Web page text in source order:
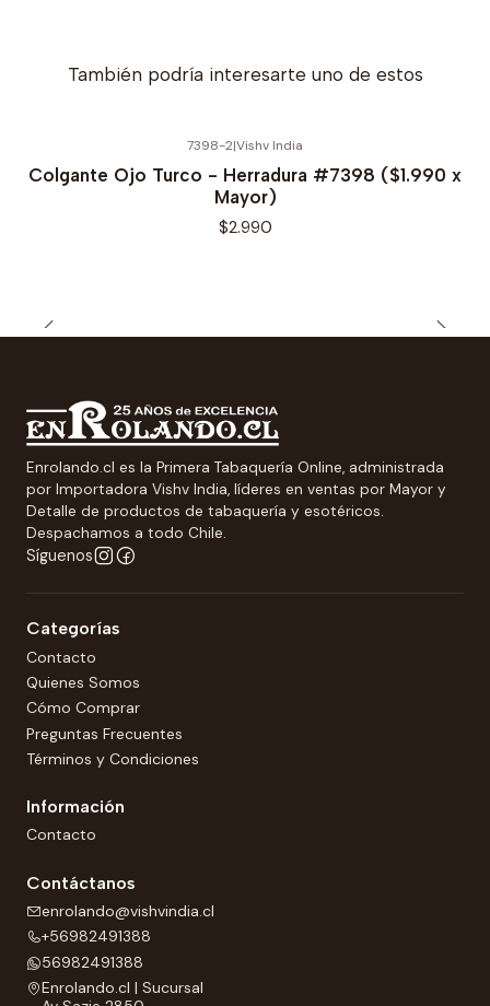
También podría interesarte uno de estos
7398-2|Vishv India
Colgante Ojo Turco - Herradura #7398 ($1.990 x
Mayor)
$2.990
Enrolando.cl es la Primera Tabaquería Online, administrada
por Importadora Vishv India, líderes en ventas por Mayor y
Detalle de productos de tabaquería y esotéricos.
Despachamos a todo Chile.
Síguenos
Categorías
Contacto
Quienes Somos
Cómo Comprar
Preguntas Frecuentes
Términos y Condiciones
Información
Contacto
Contáctanos
enrolando@vishvindia.cl
+56982491388
56982491388
Enrolando.cl | Sucursal